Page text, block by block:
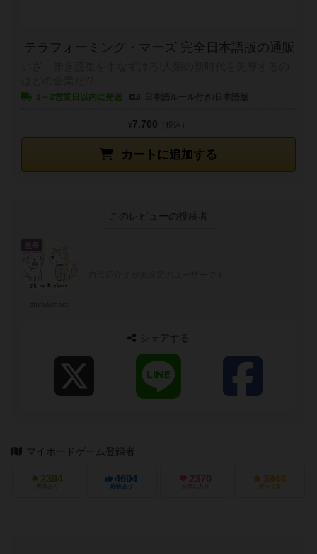
テラフォーミング・マーズ 完全日本語版の通販
1～2営業日以内に発送
カートに追加する
¥7,700 （税込）
このレビューの投稿者
皇帝
シェアする
マイボードゲーム登録者
2394
興味あり
4604
経験あり
2370
お気に入り
3944
持ってる